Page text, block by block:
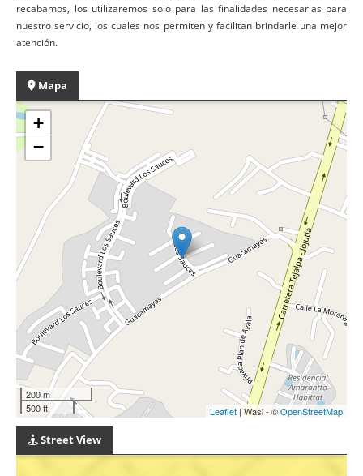
recabamos, los utilizaremos solo para las finalidades necesarias para
nuestro servicio, los cuales nos permiten y facilitan brindarle una mejor
atención.
Mapa
+
−
200 m
500 ft
Leaflet | Wasi - ©OpenStreetMap
Street View